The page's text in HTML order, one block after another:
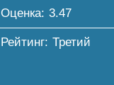
Оценка: 3.47
Рейтинг: Третий